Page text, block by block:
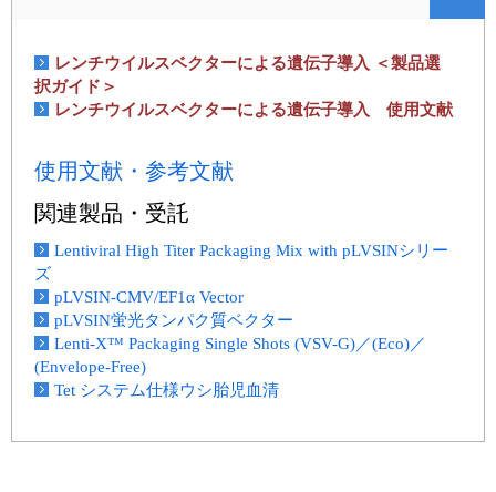
レンチウイルスベクターによる遺伝子導入 ＜製品選
択ガイド＞
レンチウイルスベクターによる遺伝子導入 使用文献
使用文献・参考文献
関連製品・受託
Lentiviral High Titer Packaging Mix with pLVSINシリー
ズ
pLVSIN-CMV/EF1α Vector
pLVSIN蛍光タンパク質ベクター
Lenti-X™ Packaging Single Shots (VSV-G)／(Eco)／
(Envelope-Free)
Tet システム仕様ウシ胎児血清